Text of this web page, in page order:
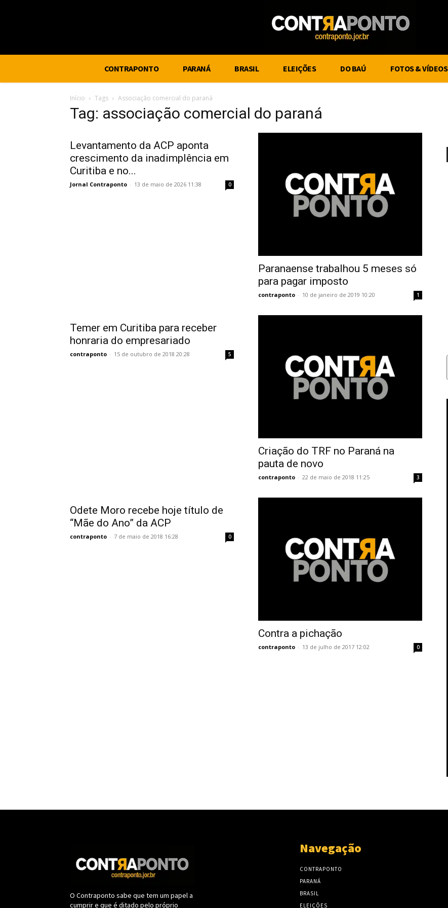
CONTRAPONTO PARANÁ BRASIL ELEIÇÕES DO BAÚ FOTOS & VÍDEOS
Início Tags Associação comercial do paraná
Tag: associação comercial do paraná
Levantamento da ACP aponta
crescimento da inadimplência em
Curitiba e no...
Jornal Contraponto - 13 de maio de 2026 11:38 0
Paranaense trabalhou 5 meses só
para pagar imposto
contraponto - 10 de janeiro de 2019 10:20 1
Temer em Curitiba para receber
honraria do empresariado
contraponto - 15 de outubro de 2018 20:28 5
Criação do TRF no Paraná na
pauta de novo
contraponto - 22 de maio de 2018 11:25 3
Odete Moro recebe hoje título de
“Mãe do Ano” da ACP
contraponto - 7 de maio de 2018 16:28 0
Contra a pichação
contraponto - 13 de julho de 2017 12:02 0
O Contraponto sabe que tem um papel a
cumprir e que é ditado pelo próprio
Navegação
CONTRAPONTO
PARANÁ
BRASIL
ELEIÇÕES